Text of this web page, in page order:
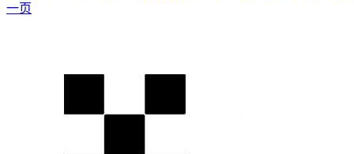
一页